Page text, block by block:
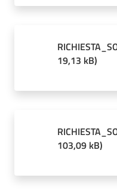
19,13 kB)
103,09 kB)